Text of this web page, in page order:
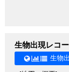
生物出現レコ
生物